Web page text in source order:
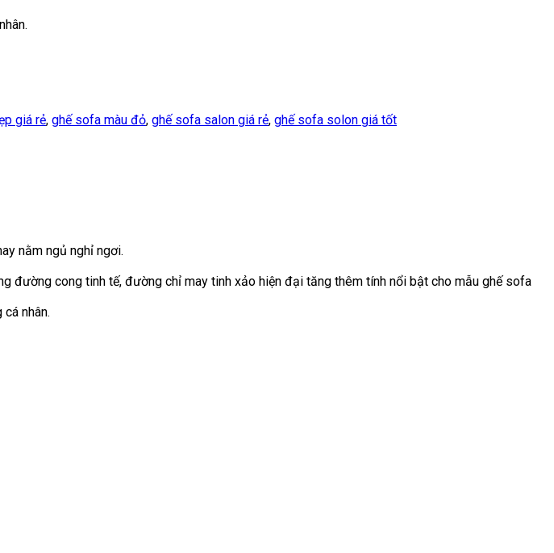
giá rẻ, ghế sofa màu đỏ, ghế sofa salon giá rẻ, ghế sofa solon giá tốt
nằm ngủ nghỉ ngơi.
đường cong tinh tế, đường chỉ may tinh xảo hiện đại tăng thêm tính nổi bật cho mẫu ghế sofa
nhân.